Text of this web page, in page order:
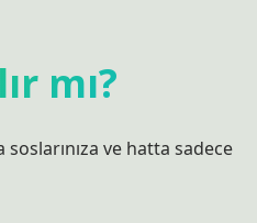
mı?
ve hatta sadece